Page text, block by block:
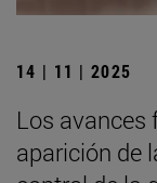
14 | 11 | 2025
Los avances
aparición de